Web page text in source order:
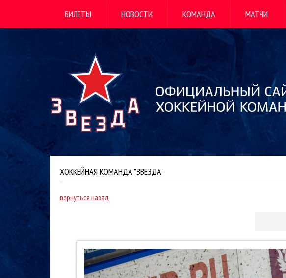
БИЛЕТЫ НОВОСТИ КОМАНДА МАТЧИ
ХОККЕЙНАЯ КОМАНДА "ЗВЕЗДА"
вернуться назад